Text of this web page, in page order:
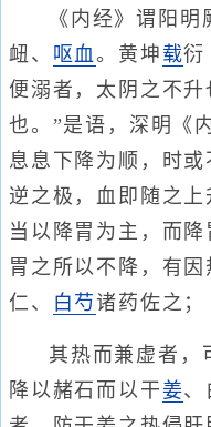
《内经》谓阳明
衄、 呕血。黄坤 载衍
便溺者，太阴之不升
也。”是语，深明《
息息下降为顺，时
逆之极，血即随之上
当以降胃为主，而
胃之所以不降，有
仁、
白芍诸药佐之；
其热而兼虚者，
降以赭石而以干姜、